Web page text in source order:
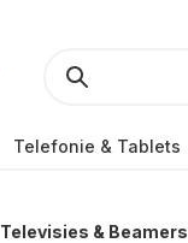
Telefonie & Tablets
Televisies & Beamers